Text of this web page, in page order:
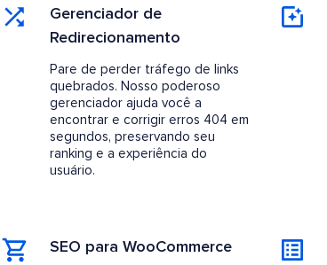
Gerenciador de
Redirecionamento
Pare de perder tráfego de links
quebrados. Nosso poderoso
gerenciador ajuda você a
encontrar e corrigir erros 404 em
segundos, preservando seu
ranking e a experiência do
usuário.
SEO para WooCommerce